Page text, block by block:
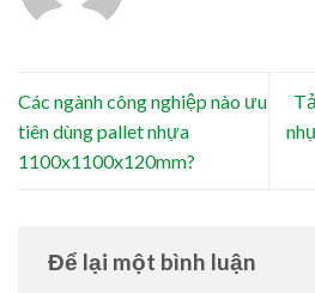
Các ngành công nghiệp nào ưu
tiên dùng pallet nhựa
1100x1100x120mm?
Để lại một bình luận